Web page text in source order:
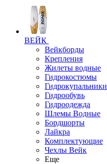
ВЕЙК
Вейкборды
Крепления
Жилеты водные
Гидрокостюмы
Гидрокупальники
Гидрообувь
Гидроодежда
Шлемы Водные
Бордшорты
Лайкра
Комплектующие
Чехлы Вейк
Еще